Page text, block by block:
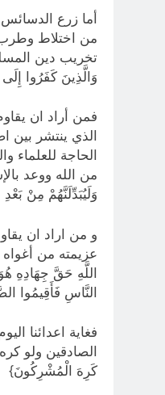
أما زرع
من اختلاط وطرب
تخريب دين
وَالَّذِينَ كَفَرُوا
فمن أراد ان
الذي ينتشر بين
الحاجة
من الله ووعد
وَلَيُبَدِّلَنَّهُمْ مِنْ
و من اراد ان
عزيمته من
اللَّهِ حَقَّ جِهَادِهِ
النَّاسِ فَأَقِيمُوا
فغاية اعدائنا
الصادقين ولو
كَرِهَ الْمُشْرِكُونَ}